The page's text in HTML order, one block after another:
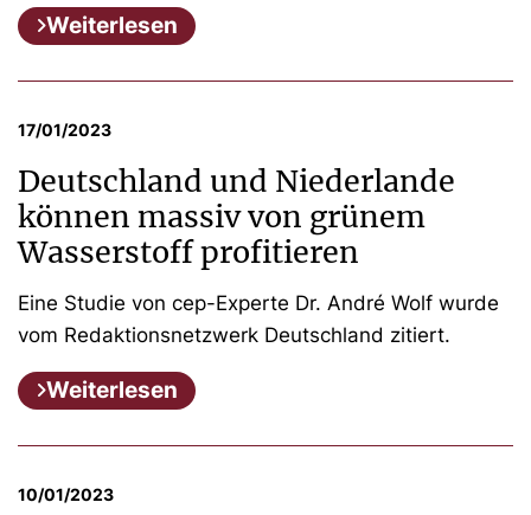
Weiterlesen
17/01/2023
Deutschland und Niederlande
können massiv von grünem
Wasserstoff profitieren
Eine Studie von cep-Experte Dr. André Wolf wurde
vom Redaktionsnetzwerk Deutschland zitiert.
Weiterlesen
10/01/2023